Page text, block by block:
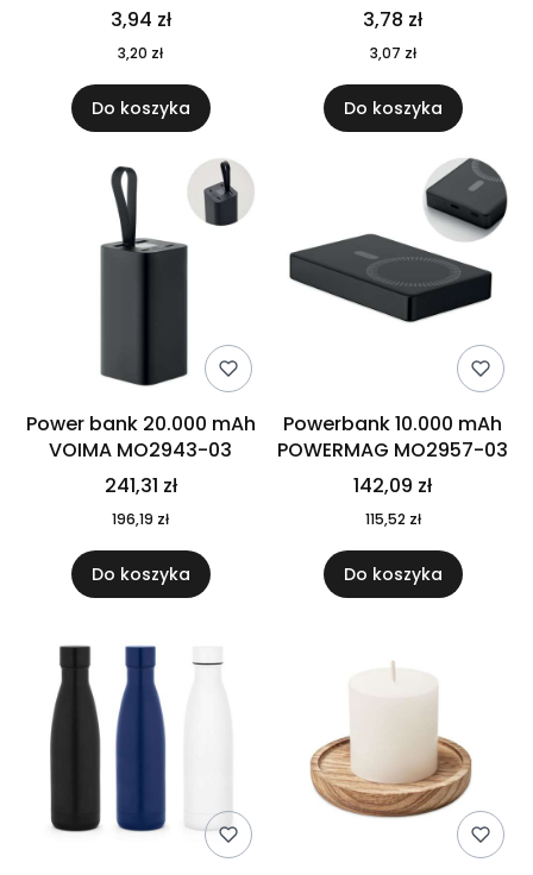
3,94 zł
3,20 zł
Do koszyka
3,78 zł
3,07 zł
Do koszyka
Power bank 20.000 mAh
VOIMA MO2943-03
241,31 zł
196,19 zł
Do koszyka
Powerbank 10.000 mAh
POWERMAG MO2957-03
142,09 zł
115,52 zł
Do koszyka